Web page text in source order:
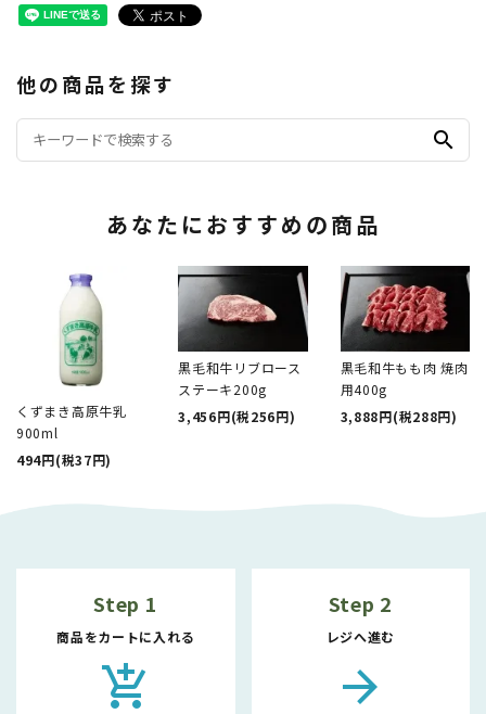
他の商品を探す
search
あなたにおすすめの商品
くずまき高原牛乳
900ml
494円(税37円)
黒毛和牛リブロース
ステーキ200g
3,456円(税256円)
黒毛和牛もも肉 焼肉
用400g
3,888円(税288円)
Step 1
商品をカートに入れる
add_shopping_cart
Step 2
レジへ進む
arrow_forward